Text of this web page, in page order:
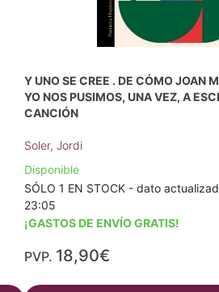
Y UNO SE CREE . DE CÓMO JOAN
YO NOS PUSIMOS, UNA VEZ, A
CANCIÓN
Soler, Jordi
Disponible
SÓLO 1 EN STOCK - dato
23:05
¡GASTOS DE ENVÍO GRATIS!
PVP. 18,90€